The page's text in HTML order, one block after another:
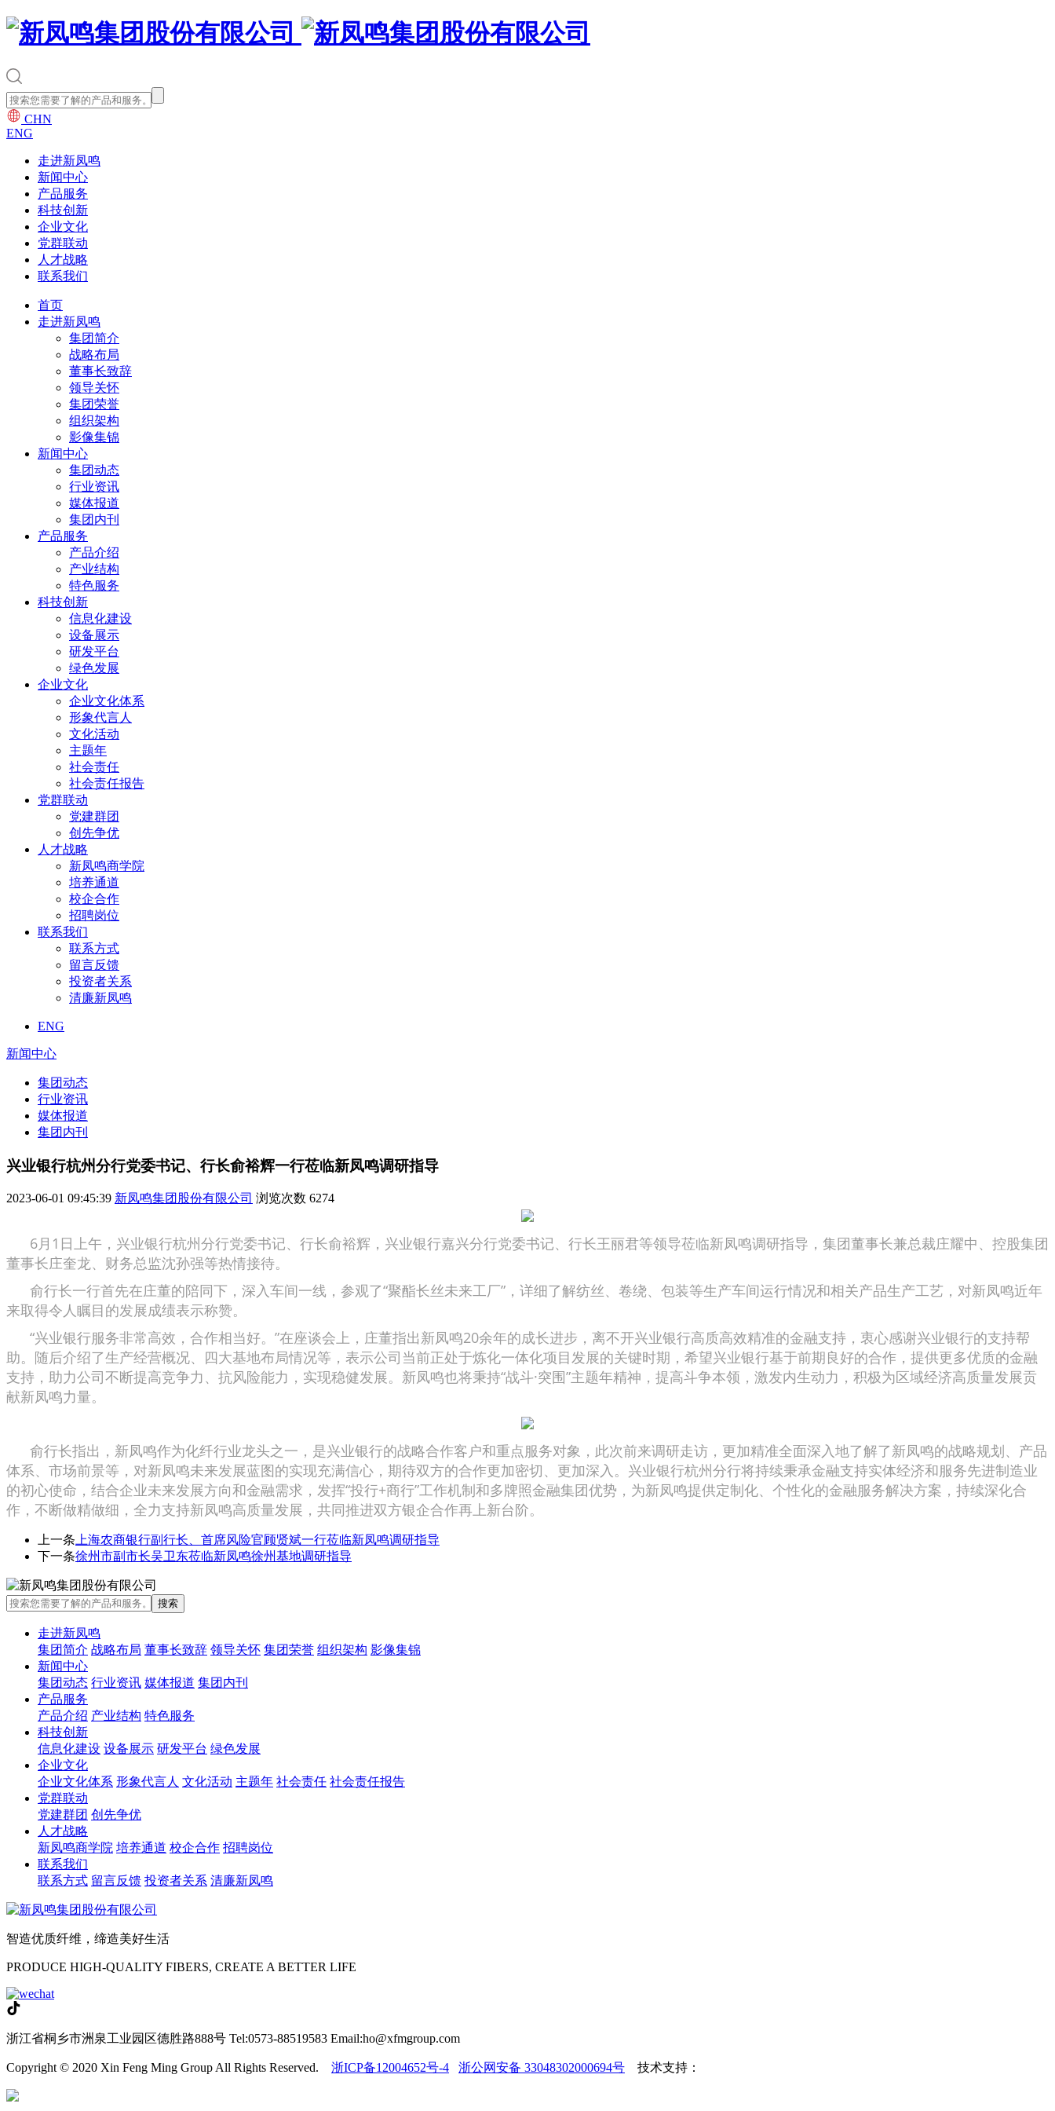
CHN
ENG
走进新凤鸣
新闻中心
产品服务
科技创新
企业文化
党群联动
人才战略
联系我们
首页
走进新凤鸣
集团简介
战略布局
董事长致辞
领导关怀
集团荣誉
组织架构
影像集锦
新闻中心
集团动态
行业资讯
媒体报道
集团内刊
产品服务
产品介绍
产业结构
特色服务
科技创新
信息化建设
设备展示
研发平台
绿色发展
企业文化
企业文化体系
形象代言人
文化活动
主题年
社会责任
社会责任报告
党群联动
党建群团
创先争优
人才战略
新凤鸣商学院
培养通道
校企合作
招聘岗位
联系我们
联系方式
留言反馈
投资者关系
清廉新凤鸣
ENG
新闻中心
集团动态
行业资讯
媒体报道
集团内刊
兴业银行杭州分行党委书记、行长俞裕辉一行莅临新凤鸣调研指导
2023-06-01 09:45:39 新凤鸣集团股份有限公司 浏览次数 6274
6月1日上午，兴业银行杭州分行党委书记、行长俞裕辉，兴业银行嘉兴分行党委书记、行长王丽君等领导莅临新凤鸣调研指导，集团董事长兼总裁庄耀中、控股集团
董事长庄奎龙、财务总监沈孙强等热情接待。
俞行长一行首先在庄董的陪同下，深入车间一线，参观了“聚酯长丝未来工厂”，详细了解纺丝、卷绕、包装等生产车间运行情况和相关产品生产工艺，对新凤鸣近年
来取得令人瞩目的发展成绩表示称赞。
“兴业银行服务非常高效，合作相当好。”在座谈会上，庄董指出新凤鸣20余年的成长进步，离不开兴业银行高质高效精准的金融支持，衷心感谢兴业银行的支持帮
助。随后介绍了生产经营概况、四大基地布局情况等，表示公司当前正处于炼化一体化项目发展的关键时期，希望兴业银行基于前期良好的合作，提供更多优质的金融
支持，助力公司不断提高竞争力、抗风险能力，实现稳健发展。新凤鸣也将秉持“战斗·突围”主题年精神，提高斗争本领，激发内生动力，积极为区域经济高质量发展贡
献新凤鸣力量。
俞行长指出，新凤鸣作为化纤行业龙头之一，是兴业银行的战略合作客户和重点服务对象，此次前来调研走访，更加精准全面深入地了解了新凤鸣的战略规划、产品
体系、市场前景等，对新凤鸣未来发展蓝图的实现充满信心，期待双方的合作更加密切、更加深入。兴业银行杭州分行将持续秉承金融支持实体经济和服务先进制造业
的初心使命，结合企业未来发展方向和金融需求，发挥“投行+商行”工作机制和多牌照金融集团优势，为新凤鸣提供定制化、个性化的金融服务解决方案，持续深化合
作，不断做精做细，全力支持新凤鸣高质量发展，共同推进双方银企合作再上新台阶。
上一条 上海农商银行副行长、首席风险官顾贤斌一行莅临新凤鸣调研指导
下一条徐州市副市长吴卫东莅临新凤鸣徐州基地调研指导
走进新凤鸣
集团简介 战略布局 董事长致辞 领导关怀 集团荣誉 组织架构 影像集锦
新闻中心
集团动态 行业资讯 媒体报道 集团内刊
产品服务
产品介绍 产业结构 特色服务
科技创新
信息化建设 设备展示 研发平台 绿色发展
企业文化
企业文化体系 形象代言人 文化活动 主题年 社会责任 社会责任报告
党群联动
党建群团 创先争优
人才战略
新凤鸣商学院 培养通道 校企合作 招聘岗位
联系我们
联系方式 留言反馈 投资者关系 清廉新凤鸣
智造优质纤维，缔造美好生活
PRODUCE HIGH-QUALITY FIBERS, CREATE A BETTER LIFE
浙江省桐乡市洲泉工业园区德胜路888号 Tel:0573-88519583 Email:ho@xfmgroup.com
Copyright © 2020 Xin Feng Ming Group All Rights Reserved. 浙ICP备12004652号-4 浙公网安备 33048302000694号 技术支持：